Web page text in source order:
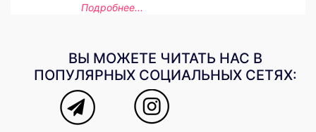
Подробнее...
ВЫ МОЖЕТЕ ЧИТАТЬ НАС В
ПОПУЛЯРНЫХ СОЦИАЛЬНЫХ СЕТЯХ: